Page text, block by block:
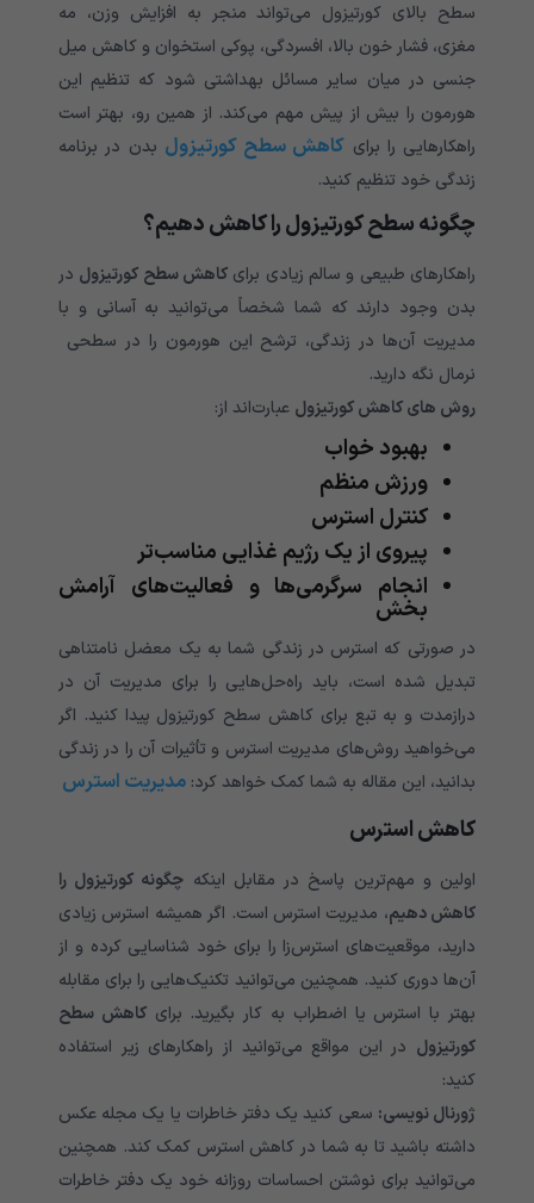
سطح بالای کورتیزول می‌تواند منجر به افزایش وزن، مه
مغزی، فشار خون بالا، افسردگی، پوکی استخوان و کاهش میل
جنسی در میان سایر مسائل بهداشتی شود که تنظیم این
هورمون را بیش از پیش مهم می‌کند. از همین رو، بهتر است
راهکارهایی را برای کاهش سطح کورتیزول بدن در برنامه
زندگی خود تنظیم کنید.
چگونه سطح کورتیزول را کاهش دهیم؟
راهکارهای طبیعی و سالم زیادی برای کاهش سطح کورتیزول در
بدن وجود دارند که شما شخصاً می‌توانید به آسانی و با
مدیریت آن‌ها در زندگی، ترشح این هورمون را در سطحی
نرمال نگه دارید.
روش های کاهش کورتیزول عبارت‌اند از:
بهبود خواب
ورزش منظم
کنترل استرس
پیروی از یک رژیم غذایی مناسب‌تر
انجام سرگرمی‌ها و فعالیت‌های آرامش
بخش
در صورتی که استرس در زندگی شما به یک معضل نامتناهی
تبدیل شده است، باید راه‌حل‌هایی را برای مدیریت آن در
درازمدت و به تبع برای کاهش سطح کورتیزول پیدا کنید. اگر
می‌خواهید روش‌های مدیریت استرس و تأثیرات آن را در زندگی
بدانید، این مقاله به شما کمک خواهد کرد: مدیریت استرس
کاهش استرس
اولین و مهم‌ترین پاسخ در مقابل اینکه چگونه کورتیزول را
کاهش دهیم، مدیریت استرس است. اگر همیشه استرس زیادی
دارید، موقعیت‌های استرس‌زا را برای خود شناسایی کرده و از
آن‌ها دوری کنید. همچنین می‌توانید تکنیک‌هایی را برای مقابله
بهتر با استرس یا اضطراب به کار بگیرید. برایکاهش سطح
کورتیزول در این مواقع می‌توانید از راهکارهای زیر استفاده
کنید:
ژورنال نویسی: سعی کنید یک دفتر خاطرات یا یک مجله عکس
داشته باشید تا به شما در کاهش استرس کمک کند. همچنین
می‌توانید برای نوشتن احساسات روزانه خود یک دفتر خاطرات